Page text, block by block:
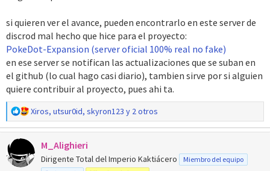
si quieren ver el avance, pueden encontrarlo en este server de
discrod mal hecho que hice para el proyecto:
PokeDot-Expansion (server oficial 100% real no fake)
en ese server se notifican las actualizaciones que se suban en
el github (lo cual hago casi diario), tambien sirve por si alguien
quiere contribuir al proyecto, pues ahi ta.
R
e
a
c
c
Xiros, utsur0id, skyron123 y 2 otros
M_Alighieri
Dirigente Total del Imperio Kaktiácero
Miembro del equipo